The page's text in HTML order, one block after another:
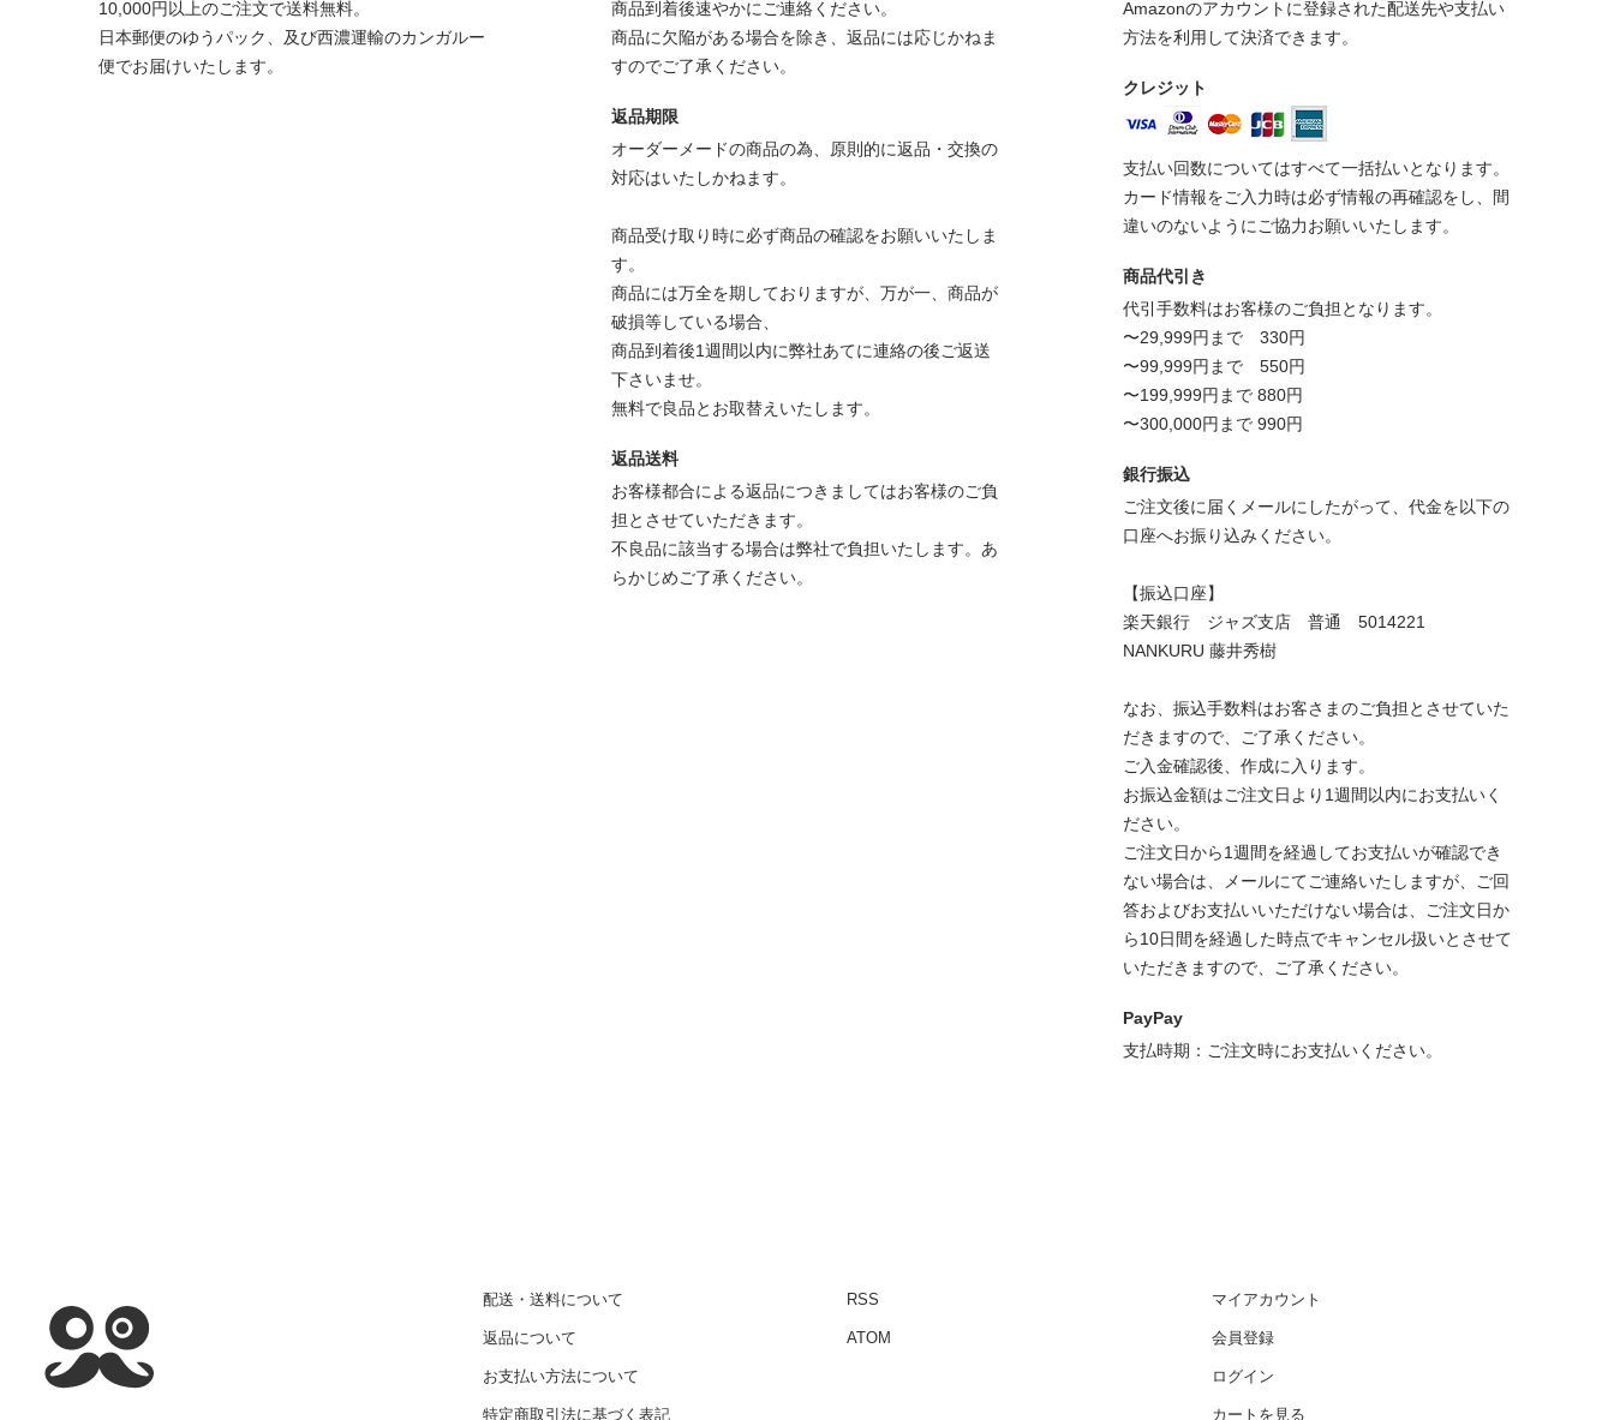
10,000円以上のご注文で送料無料。
日本郵便のゆうパック、及び西濃運輸のカンガルー
便でお届けいたします。
商品到着後速やかにご連絡ください。
商品に欠陥がある場合を除き、返品には応じかねま
すのでご了承ください。
返品期限
オーダーメードの商品の為、原則的に返品・交換の
対応はいたしかねます。
商品受け取り時に必ず商品の確認をお願いいたしま
す。
商品には万全を期しておりますが、万が一、商品が
破損等している場合、
商品到着後1週間以内に弊社あてに連絡の後ご返送
下さいませ。
無料で良品とお取替えいたします。
返品送料
お客様都合による返品につきましてはお客様のご負
担とさせていただきます。
不良品に該当する場合は弊社で負担いたします。あ
らかじめご了承ください。
Amazonのアカウントに登録された配送先や支払い
方法を利用して決済できます。
クレジット
支払い回数についてはすべて一括払いとなります。
カード情報をご入力時は必ず情報の再確認をし、間
違いのないようにご協力お願いいたします。
商品代引き
代引手数料はお客様のご負担となります。
〜29,999円まで 330円
〜99,999円まで 550円
〜199,999円まで 880円
〜300,000円まで 990円
銀行振込
ご注文後に届くメールにしたがって、代金を以下の
口座へお振り込みください。
【振込口座】
楽天銀行 ジャズ支店 普通 5014221
NANKURU 藤井秀樹
なお、振込手数料はお客さまのご負担とさせていた
だきますので、ご了承ください。
ご入金確認後、作成に入ります。
お振込金額はご注文日より1週間以内にお支払いく
ださい。
ご注文日から1週間を経過してお支払いが確認でき
ない場合は、メールにてご連絡いたしますが、ご回
答およびお支払いいただけない場合は、ご注文日か
ら10日間を経過した時点でキャンセル扱いとさせて
いただきますので、ご了承ください。
PayPay
支払時期：ご注文時にお支払いください。
配送・送料について
返品について
お支払い方法について
特定商取引法に基づく表記
RSS
ATOM
マイアカウント
会員登録
ログイン
カートを見る